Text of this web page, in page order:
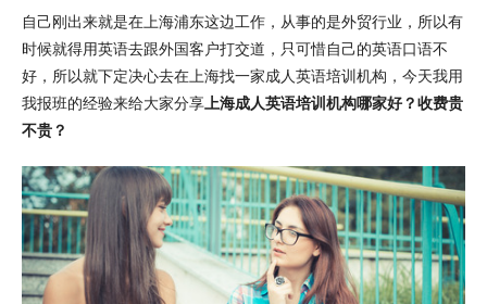
自己刚出来就是在上海浦东这边工作，从事的是外贸行业，所以有
时候就得用英语去跟外国客户打交道，只可惜自己的英语口语不
好，所以就下定决心去在上海找一家成人英语培训机构，今天我用
我报班的经验来给大家分享 上海成人英语培训机构哪家好？收费贵
不贵？